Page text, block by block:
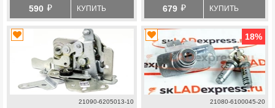
590 й КУПИТЬ 679 й КУПИТЬ
21090-6205013-10
18%
21080-6100045-20